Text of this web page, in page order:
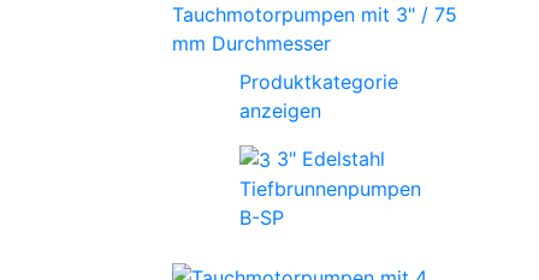
Tauchmotorpumpen mit 3" / 75
mm Durchmesser
Produktkategorie
anzeigen
3" Edelstahl
Tiefbrunnenpumpen
B-SP